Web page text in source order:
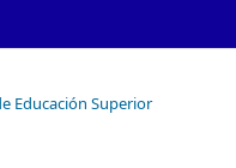
Educación Superior